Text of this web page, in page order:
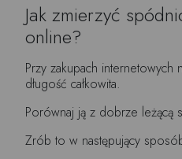
Jak zmierzyć
online?
Przy zakupach internetowych
długość całkowita.
Porównaj ją z dobrze leżącą
Zrób to w następujący